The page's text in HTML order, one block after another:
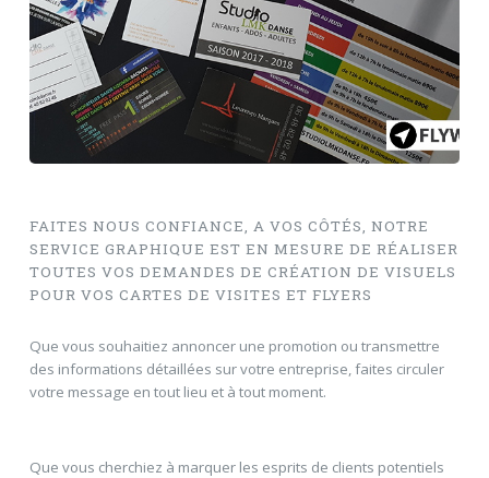
FAITES NOUS CONFIANCE, A VOS CÔTÉS, NOTRE
SERVICE GRAPHIQUE EST EN MESURE DE RÉALISER
TOUTES VOS DEMANDES DE CRÉATION DE VISUELS
POUR VOS CARTES DE VISITES ET FLYERS
Que vous souhaitiez annoncer une promotion ou transmettre
des informations détaillées sur votre entreprise, faites circuler
votre message en tout lieu et à tout moment.
Que vous cherchiez à marquer les esprits de clients potentiels